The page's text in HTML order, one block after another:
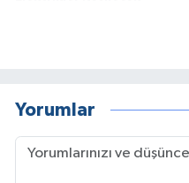
Yorumlar